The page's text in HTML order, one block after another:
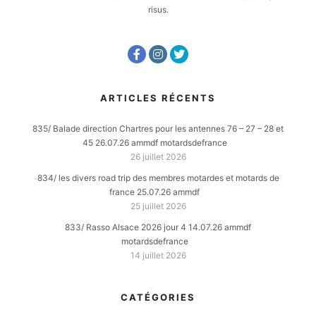
risus.
ARTICLES RÉCENTS
835/ Balade direction Chartres pour les antennes 76 – 27 – 28 et
45 26.07.26 ammdf motardsdefrance
26 juillet 2026
834/ les divers road trip des membres motardes et motards de
france 25.07.26 ammdf
25 juillet 2026
833/ Rasso Alsace 2026 jour 4 14.07.26 ammdf
motardsdefrance
14 juillet 2026
CATÉGORIES